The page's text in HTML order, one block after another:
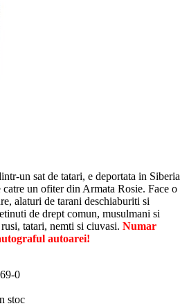
un sat de tatari, e deportata in Siberia
un ofiter din Armata Rosie. Face o
alaturi de tarani deschiaburiti si
de drept comun, musulmani si
tatari, nemti si ciuvasi. Numar
autoarei!
0
stoc